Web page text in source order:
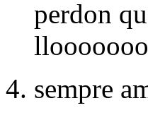
perdon
sempre